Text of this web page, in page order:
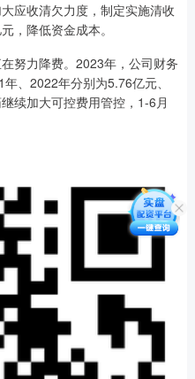
应收清欠力度，制定实施清收
，降低资金成本。
力降费。2023年，公司财务
、2022年分别为5.76亿元、
续加大可控费用管控，1-6月